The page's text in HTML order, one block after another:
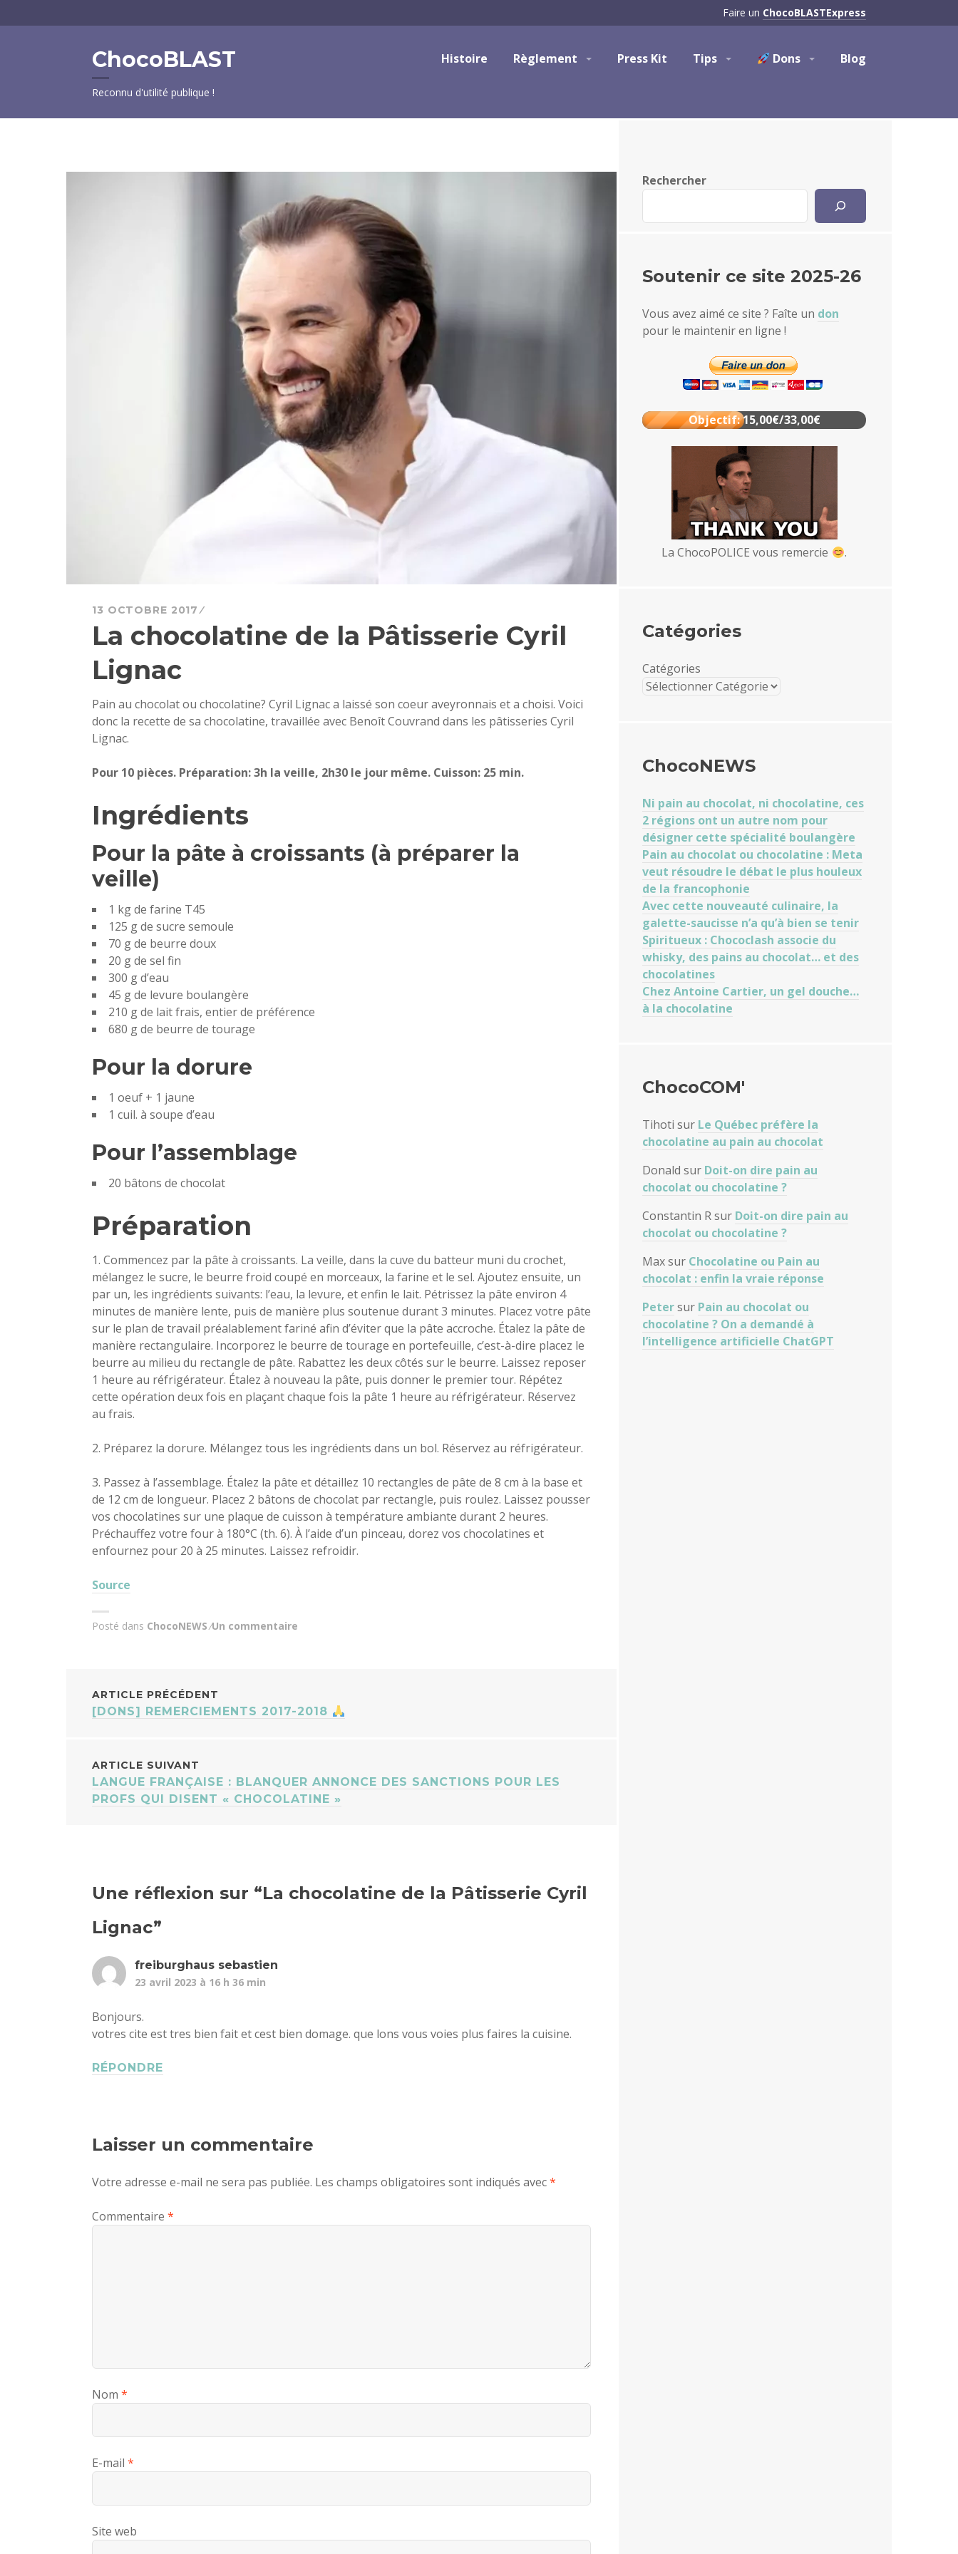
au
Faire un ChocoBLASTExpress
ChocoBLAST
Reconnu d'utilité publique !
Histoire Règlement Press Kit Tips Dons Blog
13 OCTOBRE 2017
La chocolatine de la Pâtisserie Cyril
Lignac
Pain au chocolat ou chocolatine? Cyril Lignac a laissé son coeur aveyronnais et a choisi. Voici
donc la recette de sa chocolatine, travaillée avec Benoît Couvrand dans les pâtisseries Cyril
Lignac.
Pour 10 pièces. Préparation: 3h la veille, 2h30 le jour même. Cuisson: 25 min.
Ingrédients
Pour la pâte à croissants (à préparer la
veille)
1 kg de farine T45
125 g de sucre semoule
70 g de beurre doux
20 g de sel fin
300 g d’eau
45 g de levure boulangère
210 g de lait frais, entier de préférence
680 g de beurre de tourage
Pour la dorure
1 oeuf + 1 jaune
1 cuil. à soupe d’eau
Pour l’assemblage
20 bâtons de chocolat
Préparation
1. Commencez par la pâte à croissants. La veille, dans la cuve du batteur muni du crochet,
mélangez le sucre, le beurre froid coupé en morceaux, la farine et le sel. Ajoutez ensuite, un
par un, les ingrédients suivants: l’eau, la levure, et enfin le lait. Pétrissez la pâte environ 4
minutes de manière lente, puis de manière plus soutenue durant 3 minutes. Placez votre pâte
sur le plan de travail préalablement fariné afin d’éviter que la pâte accroche. Étalez la pâte de
manière rectangulaire. Incorporez le beurre de tourage en portefeuille, c’est-à-dire placez le
beurre au milieu du rectangle de pâte. Rabattez les deux côtés sur le beurre. Laissez reposer
1 heure au réfrigérateur. Étalez à nouveau la pâte, puis donner le premier tour. Répétez
cette opération deux fois en plaçant chaque fois la pâte 1 heure au réfrigérateur. Réservez
au frais.
2. Préparez la dorure. Mélangez tous les ingrédients dans un bol. Réservez au réfrigérateur.
3. Passez à l’assemblage. Étalez la pâte et détaillez 10 rectangles de pâte de 8 cm à la base et
de 12 cm de longueur. Placez 2 bâtons de chocolat par rectangle, puis roulez. Laissez pousser
vos chocolatines sur une plaque de cuisson à température ambiante durant 2 heures.
Préchauffez votre four à 180°C (th. 6). À l’aide d’un pinceau, dorez vos chocolatines et
enfournez pour 20 à 25 minutes. Laissez refroidir.
Source
Posté dans ChocoNEWS Un commentaire
NAVIGATION
ARTICLES
ARTICLE PRÉCÉDENT
[DONS] REMERCIEMENTS 2017-2018
ARTICLE SUIVANT
LANGUE FRANÇAISE : BLANQUER ANNONCE DES SANCTIONS POUR LES
PROFS QUI DISENT « CHOCOLATINE »
Une réflexion sur “La chocolatine de la Pâtisserie Cyril
Lignac”
freiburghaus sebastien
23 avril 2023 à 16 h 36 min
Bonjours.
votres cite est tres bien fait et cest bien domage. que lons vous voies plus faires la cuisine.
RÉPONDRE
Laisser un commentaire
Votre adresse e-mail ne sera pas publiée. Les champs obligatoires sont indiqués avec*
Commentaire *
Nom *
E-mail *
Site web
Rechercher
Soutenir ce site 2025-26
Vous avez aimé ce site ? Faîte un don
pour le maintenir en ligne !
Objectif: 15,00€/33,00€
La ChocoPOLICE vous remercie .
Catégories
Catégories
ChocoNEWS
Ni pain au chocolat, ni chocolatine, ces
2 régions ont un autre nom pour
désigner cette spécialité boulangère
Pain au chocolat ou chocolatine : Meta
veut résoudre le débat le plus houleux
de la francophonie
Avec cette nouveauté culinaire, la
galette-saucisse n’a qu’à bien se tenir
Spiritueux : Chococlash associe du
whisky, des pains au chocolat… et des
chocolatines
Chez Antoine Cartier, un gel douche…
à la chocolatine
ChocoCOM'
Tihoti sur Le Québec préfère la
chocolatine au pain au chocolat
Donald sur Doit-on dire pain au
chocolat ou chocolatine ?
Constantin Rsur Doit-on dire pain au
chocolat ou chocolatine ?
Maxsur Chocolatine ou Pain au
chocolat : enfin la vraie réponse
Petersur Pain au chocolat ou
chocolatine ? On a demandé à
l’intelligence artificielle ChatGPT